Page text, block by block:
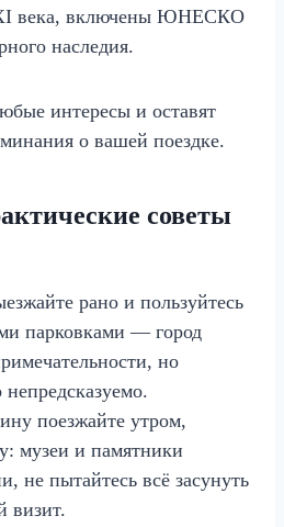
века, включены ЮНЕСКО
наследия.
интересы и оставят
о вашей поездке.
советы
рано и пользуйтесь
парковками — город
но
поезжайте утром,
музеи и памятники
не пытайтесь всё засунуть
визит.